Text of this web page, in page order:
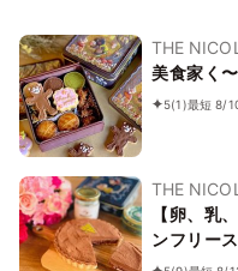
THE
美食家く
5(1)最短 8/
THE
【卵、乳
ンフリー
15cm【京